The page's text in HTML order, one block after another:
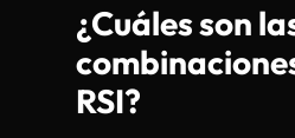
¿Cuáles son
RSI?